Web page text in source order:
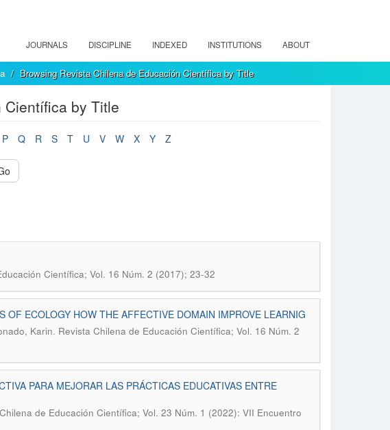
JOURNALS DISCIPLINE INDEXED INSTITUTIONS ABOUT
Browsing Revista Chilena de Educación Científica by Title
by Title
P Q R S T U V W X Y Z
Científica; Vol. 16 Núm. 2 (2017); 23-32
ECOLOGY HOW THE AFFECTIVE DOMAIN IMPROVE LEARNIG
Karin. Revista Chilena de Educación Científica; Vol. 16 Núm. 2
PARA MEJORAR LAS PRÁCTICAS EDUCATIVAS ENTRE
de Educación Científica; Vol. 23 Núm. 1 (2022): VII Encuentro